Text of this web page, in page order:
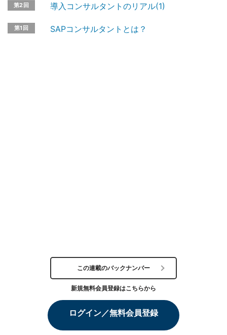
第2回 導入コンサルタントのリアル(1)
第1回 SAPコンサルタントとは？
この連載のバックナンバー
新規無料会員登録はこちらから
ログイン／無料会員登録